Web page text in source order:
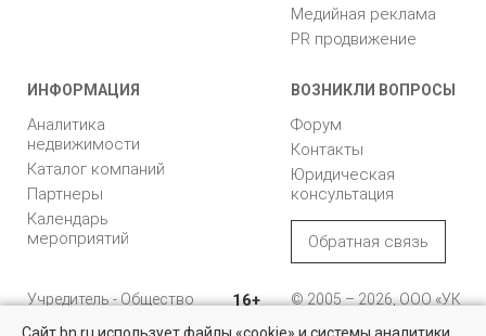
Медийная реклама
PR продвижение
ИНФОРМАЦИЯ
Аналитика
недвижимости
Каталог компаний
Партнеры
Календарь
мероприятий
ВОЗНИКЛИ ВОПРОСЫ
Форум
Контакты
Юридическая
консультация
Обратная связь
Учредитель - Общество
16+
© 2005 – 2026, ООО «УК